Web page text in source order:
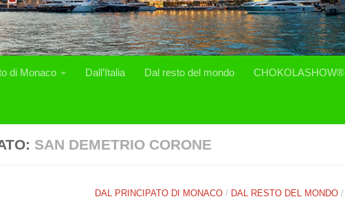
di Monaco Dall’Italia Dal resto del mondo CHOKOLASHOW®
SAN DEMETRIO CORONE
DAL PRINCIPATO DI MONACO / DAL RESTO DEL MONDO /